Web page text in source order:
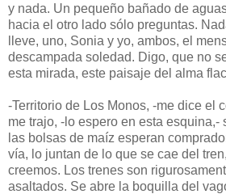
y nada. Un pequeño bañado de
hacia el otro lado sólo preguntas.
lleve, uno, Sonia y yo, ambos, el
descampada soledad. Digo, que no
esta mirada, este paisaje del alma
-Territorio de Los Monos, -me dice el
me trajo, -lo espero en esta esquina,-
las bolsas de maíz esperan
vía, lo juntan de lo que se cae del
creemos. Los trenes son
asaltados. Se abre la boquilla del